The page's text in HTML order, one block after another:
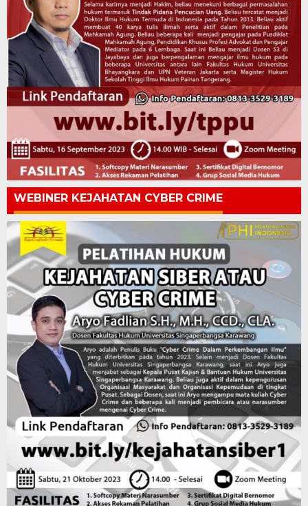
WEBINER KEJAHATAN CYBER CRIME